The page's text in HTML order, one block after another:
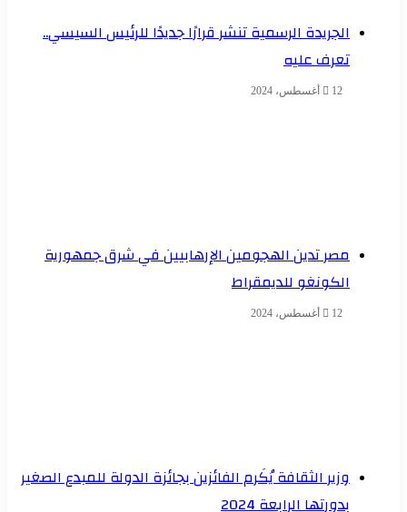
الجريدة الرسمية تنشر قرارًا جديدًا للرئيس السيسي..
تعرف عليه
12 أغسطس، 2024
مصر تدين الهجومين الإرهابيين في شرق جمهورية
الكونغو للديمقراط
12 أغسطس، 2024
وزير الثقافة يُكَرم الفائزين بجائزة الدولة للمبدع الصغير
بدورتها الرابعة 2024